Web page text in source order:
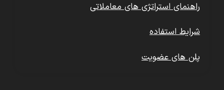
راهنمای استراتژی های معاملاتی
شرایط استفاده
پلن های عضویت